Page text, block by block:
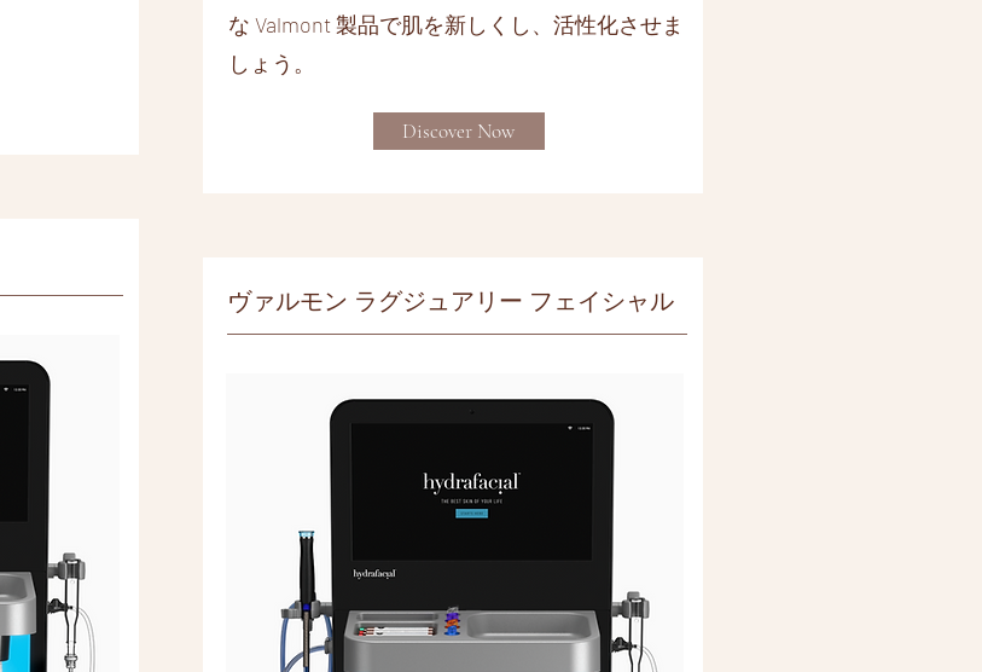
な Valmont 製品で肌を新しくし、活性化させま
しょう。
Discover Now
ヴァルモン ラグジュアリー フェイシャル